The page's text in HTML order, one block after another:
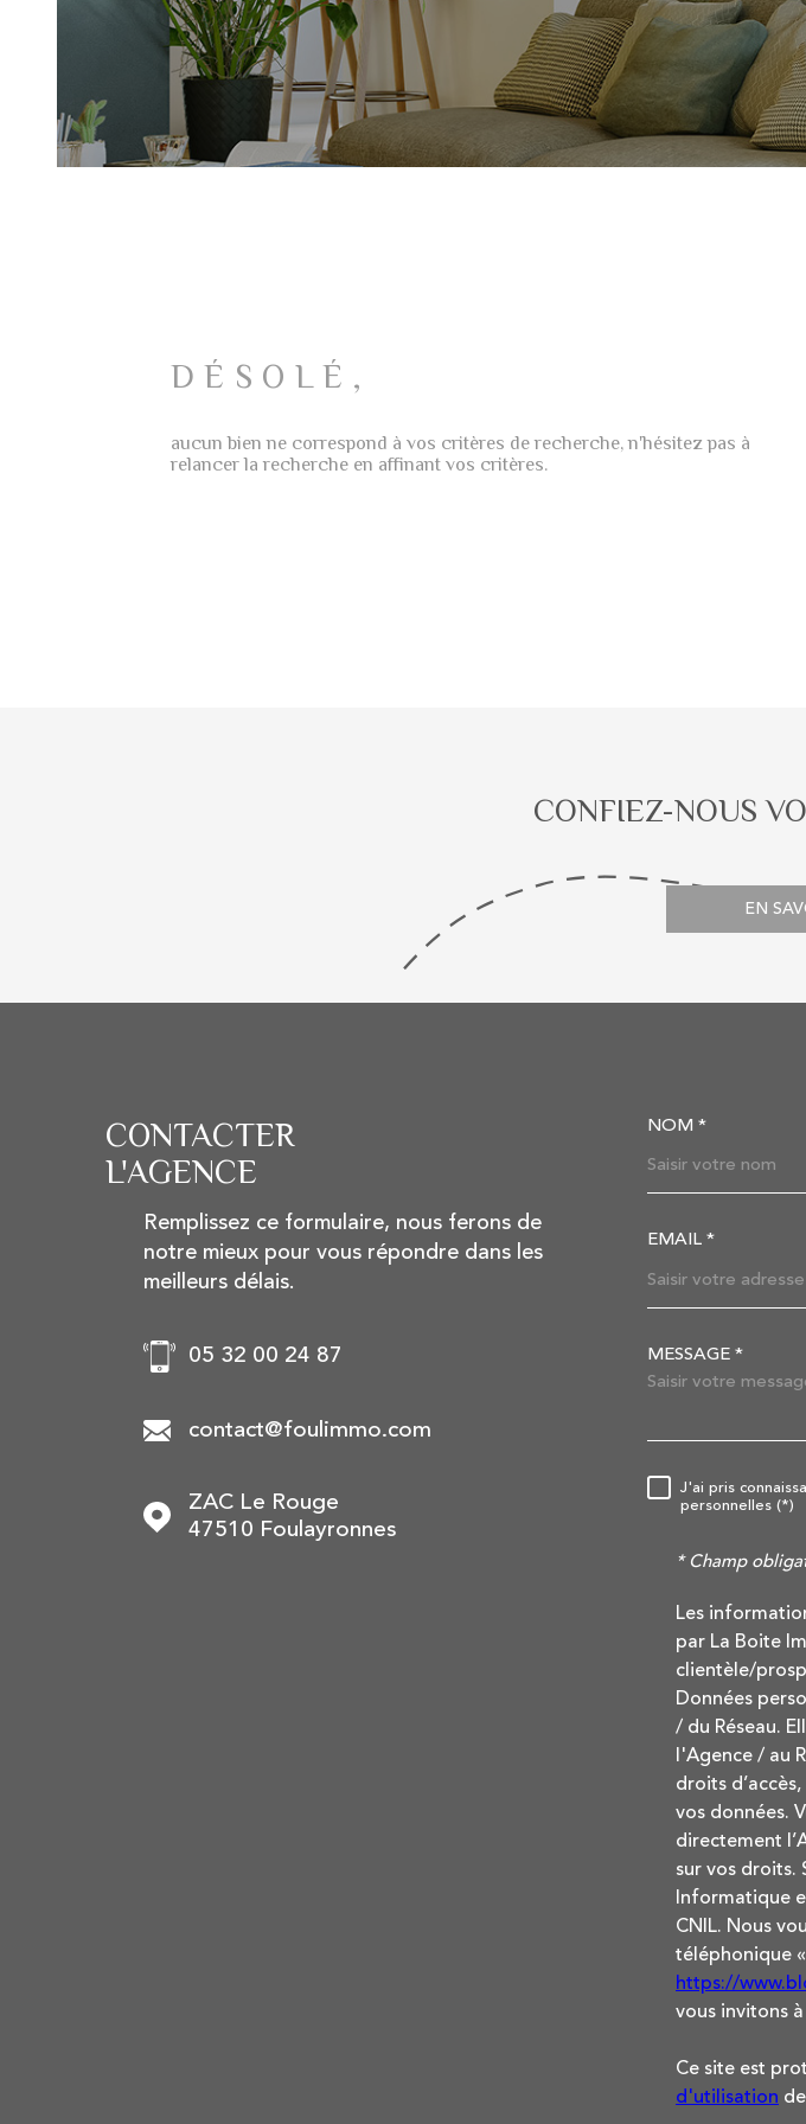
DÉSOLÉ,
aucun bien ne correspond à vos critères de recherche, n'hésitez pas à
relancer la recherche en affinant vos critères.
CONFIEZ-NOUS
EN
CONTACTER
L'AGENCE
Remplissez ce formulaire, nous ferons de
notre mieux pour vous répondre dans les
meilleurs délais.
05 32 00 24 87
contact@foulimmo.com
ZAC Le Rouge
47510
Foulayronnes
NOM *
EMAIL *
MESSAGE *
J'ai pris
personnelles (*)
* Champ
Les
par La Boite
clientèle/
Données
/ du Réseau.
l'Agence / au
droits
vos données.
directement
sur vos droits.
Informatique
CNIL. Nous
téléphonique
https://
vous invitons
Ce site est
d'utilisation